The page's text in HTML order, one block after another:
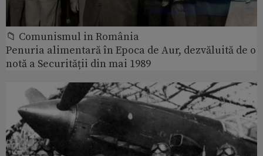
📁 Comunismul in România
Penuria alimentară în Epoca de Aur, dezvăluită de o
notă a Securității din mai 1989